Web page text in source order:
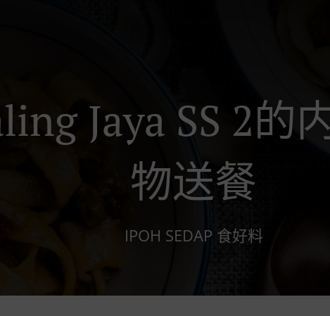
Jaya SS 2的
物送餐
IPOH SEDAP 食好料